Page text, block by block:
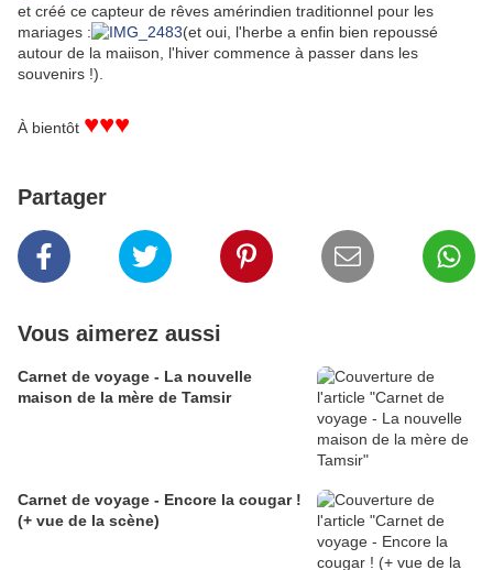
et créé ce capteur de rêves amérindien traditionnel pour les
mariages :
(et oui, l'herbe a enfin bien repoussé
autour de la maiison, l'hiver commence à passer dans les
souvenirs !).
À bientôt ♥♥♥
Partager
Vous aimerez aussi
Carnet de voyage - La nouvelle
maison de la mère de Tamsir
Carnet de voyage - Encore la cougar !
(+ vue de la scène)